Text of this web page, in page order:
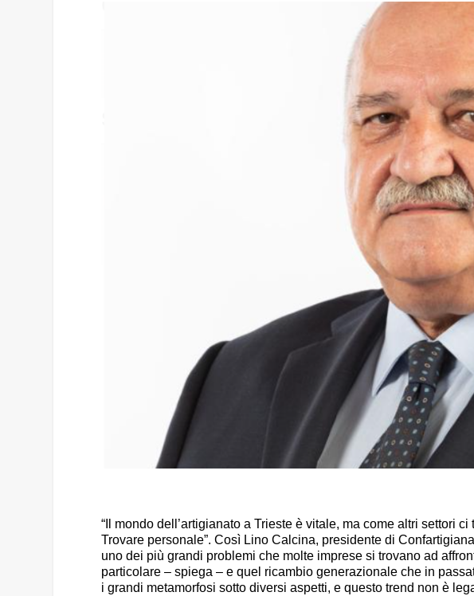
“Il mondo dell’artigianato a Trieste è vitale, ma come altri settori
Trovare personale”. Così Lino Calcina, presidente di
uno dei più grandi problemi che molte imprese si trovano ad
particolare – spiega – e quel ricambio generazionale che in
i grandi metamorfosi sotto diversi aspetti, e questo trend non è